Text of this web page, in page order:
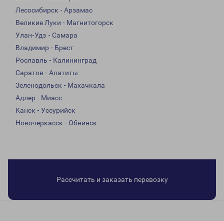
Лесосибирск - Арзамас
Великие Луки - Магнитогорск
Улан-Удэ - Самара
Владимир - Брест
Рославль - Калининград
Саратов - Апатиты
Зеленодольск - Махачкала
Адлер - Миасс
Канск - Уссурийск
Новочеркасск - Обнинск
Рассчитать и заказать перевозку